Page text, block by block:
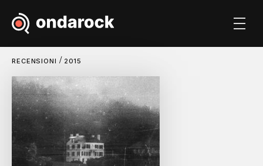
RECENSIONI / 2015